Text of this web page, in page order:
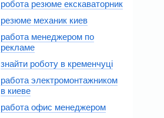
робота резюме екскаваторник
резюме механик киев
работа менеджером по
рекламе
знайти роботу в кременчуці
работа электромонтажником
в киеве
работа офис менеджером